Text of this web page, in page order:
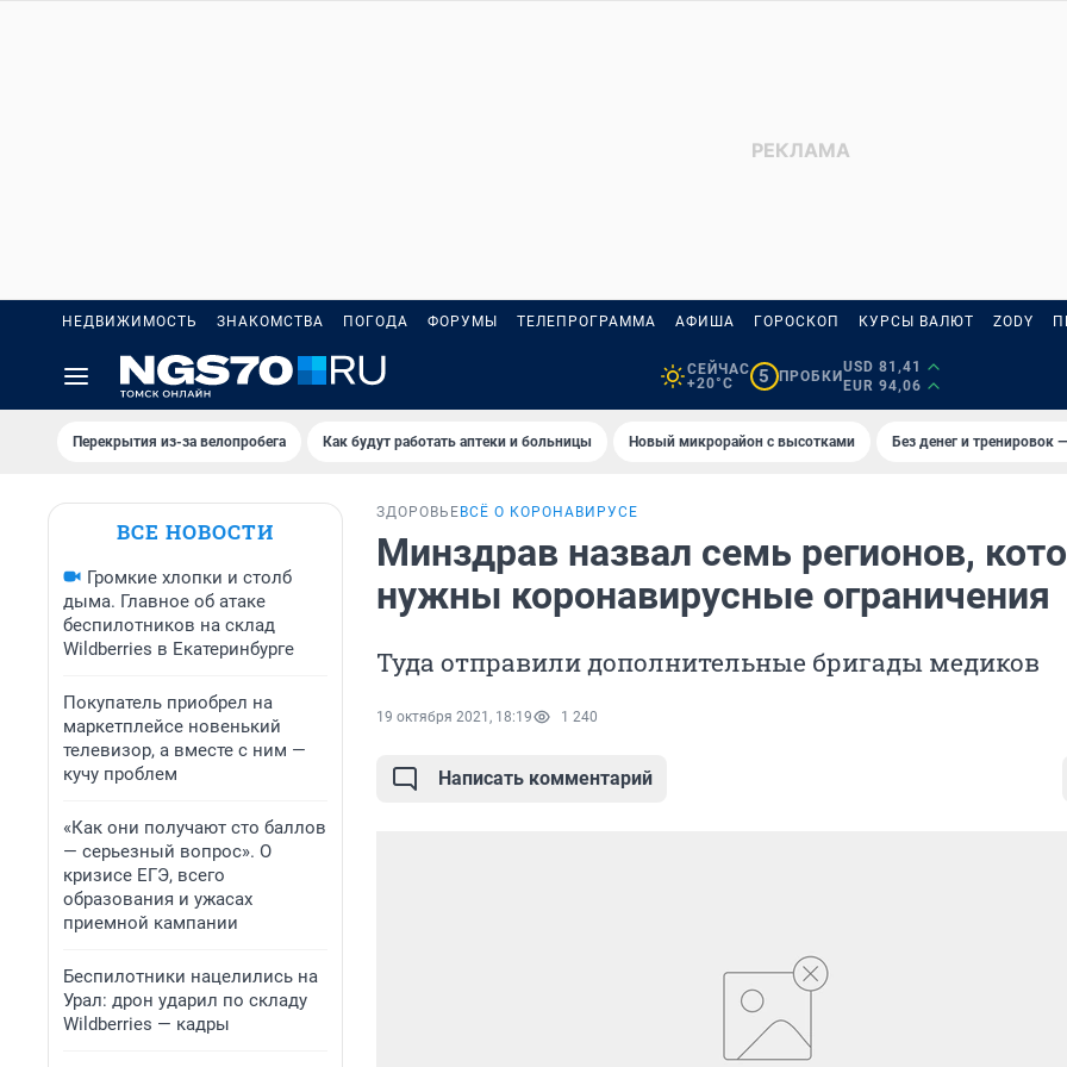
НЕДВИЖИМОСТЬ ЗНАКОМСТВА ПОГОДА ФОРУМЫ ТЕЛЕПРОГРАММА АФИША ГОРОСКОП КУРСЫ ВАЛЮТ ZODY
СЕЙЧАС
+20°C
5 ПРОБКИ
USD 81,41
EUR 94,06
Перекрытия из-за велопробега Как будут работать аптеки и больницы Новый микрорайон с высотками Без денег и тренировок
ВСЕ НОВОСТИ
Громкие хлопки и столб
дыма. Главное об атаке
беспилотников на склад
Wildberries в Екатеринбурге
Покупатель приобрел на
маркетплейсе новенький
телевизор, а вместе с ним —
кучу проблем
«Как они получают сто баллов
— серьезный вопрос». О
кризисе ЕГЭ, всего
образования и ужасах
приемной кампании
Беспилотники нацелились на
Урал: дрон ударил по складу
Wildberries — кадры
ЗДОРОВЬЕ ВСЁ О КОРОНАВИРУСЕ
Минздрав назвал семь регионов,
нужны коронавирусные ограничения
Туда отправили дополнительные бригады медиков
19 октября 2021, 18:19 1 240
Написать комментарий